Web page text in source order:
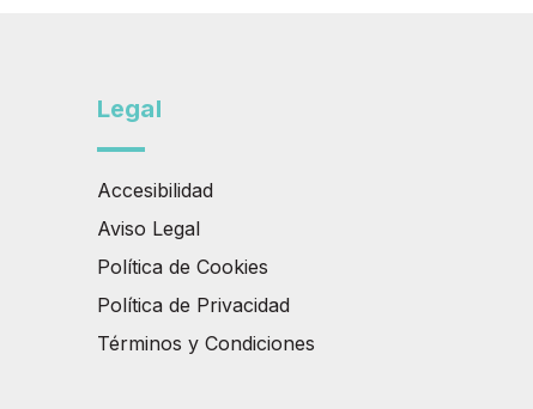
Legal
Accesibilidad
Aviso Legal
Política de Cookies
Política de Privacidad
Términos y Condiciones